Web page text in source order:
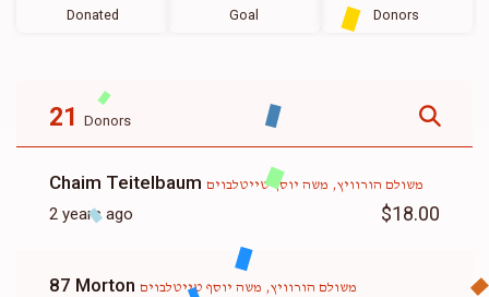
Donated Goal Donors
21 Donors
Chaim Teitelbaum משולם הורוויץ, משה יוסף טייטלבוים
2 years ago $18.00
87 Morton משולם הורוויץ, משה יוסף טייטלבוים